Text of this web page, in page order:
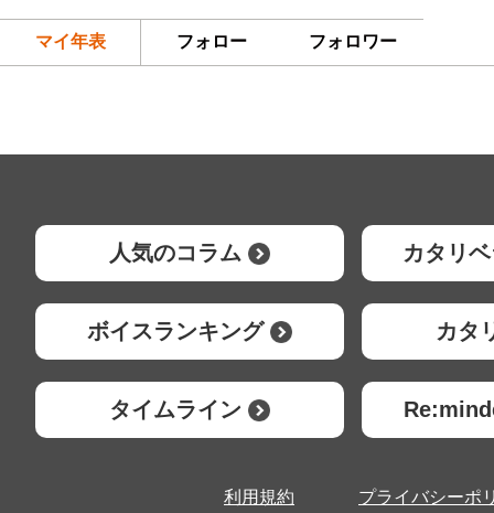
マイ年表 フォロー フォロワー
人気のコラム カタリ
ボイスランキング カタ
タイムライン
利用規約 プライバシーポ